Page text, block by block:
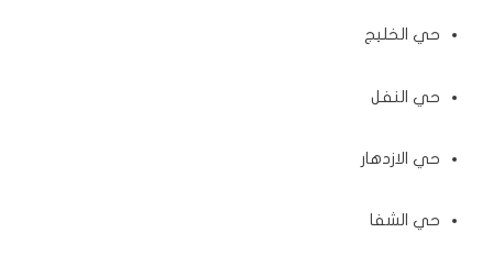
حي الخليج
حي النفل
حي الازدهار
حي الشفا